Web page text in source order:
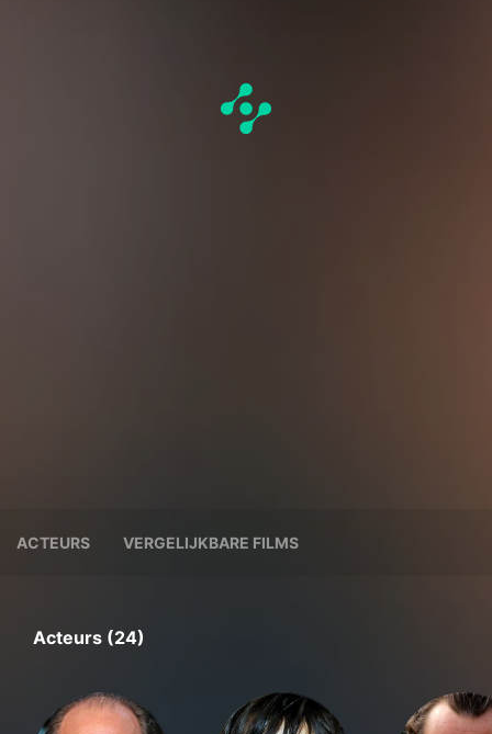
ACTEURS VERGELIJKBARE FILMS
Acteurs (24)